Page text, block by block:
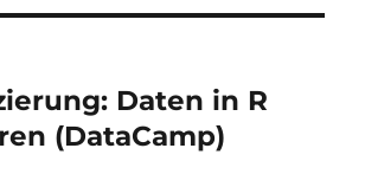
Daten in R
(DataCamp)